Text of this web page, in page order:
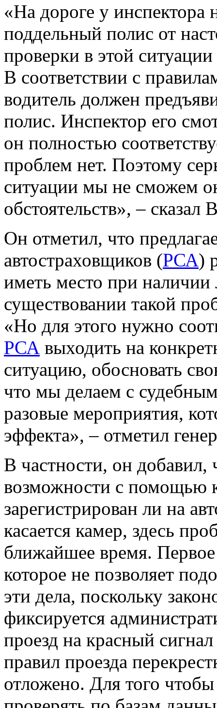
«На дороге у инспектора
поддельный полис от
проверки в этой
В соответствии с
водитель должен
полис. Инспектор его
он полностью
проблем нет. Поэтому
ситуации мы не сможем
обстоятельств», – сказал
Он отметил, что
автостраховщиков (РСА)
иметь место при наличии
существовании такой
«Но для этого нужно
РСА выходить на
ситуацию, обосновать
что мы делаем с
разовые мероприятия,
эффекта», – отметил
В частности, он добавил,
возможности с помощью
зарегистрирован ли на
касается камер, здесь
ближайшее время. Первое
которое не позволяет
эти дела, поскольку
фиксируется
проезд на красный
правил проезда
отложено. Для того